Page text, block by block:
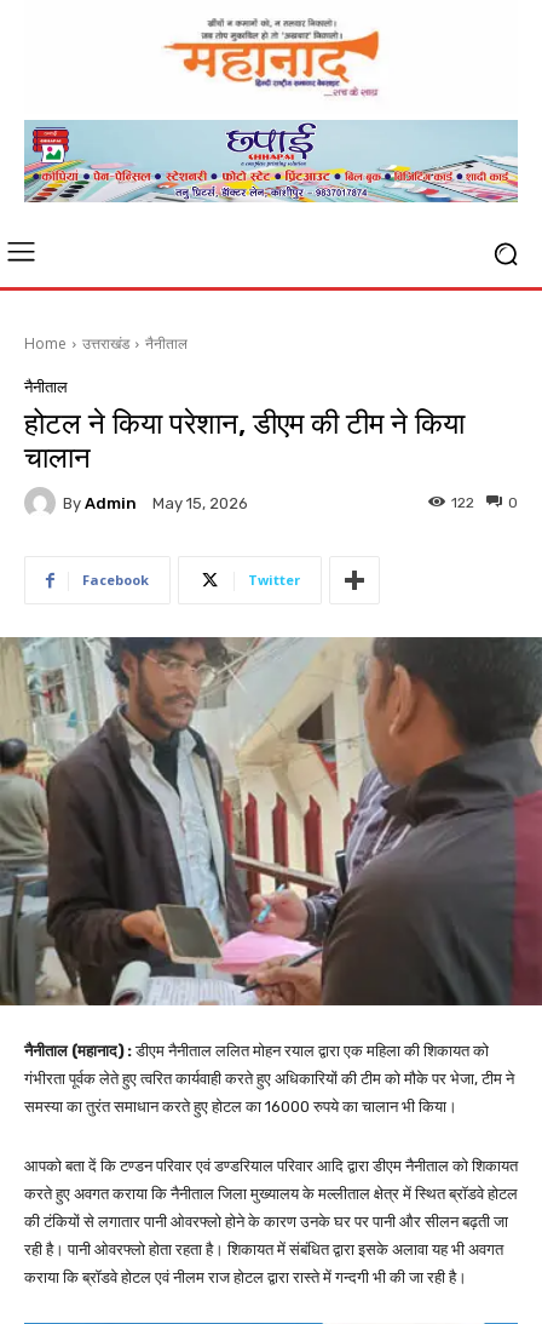
Home उत्तराखंड नैनीताल
नैनीताल
होटल ने किया परेशान, डीएम की टीम ने किया
चालान
By Admin May 15, 2026 0
122
Facebook Twitter
नैनीताल (महानाद) :डीएम नैनीताल ललित मोहन रयाल द्वारा एक महिला की शिकायत को
गंभीरता पूर्वक लेते हुए त्वरित कार्यवाही करते हुए अधिकारियों की टीम को मौके पर भेजा, टीम ने
समस्या का तुरंत समाधान करते हुए होटल का 16000 रुपये का चालान भी किया।
आपको बता दें कि टण्डन परिवार एवं डण्डरियाल परिवार आदि द्वारा डीएम नैनीताल को शिकायत
करते हुए अवगत कराया कि नैनीताल जिला मुख्यालय के मल्लीताल क्षेत्र में स्थित ब्रॉडवे होटल
की टंकियों से लगातार पानी ओवरफ्लो होने के कारण उनके घर पर पानी और सीलन बढ़ती जा
रही है। पानी ओवरफ्लो होता रहता है। शिकायत में संबंधित द्वारा इसके अलावा यह भी अवगत
कराया कि ब्रॉडवे होटल एवं नीलम राज होटल द्वारा रास्ते में गन्दगी भी की जा रही है।